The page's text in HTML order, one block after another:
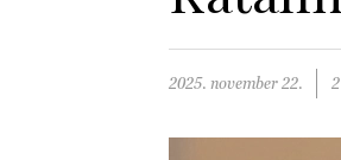
2025. november 22.